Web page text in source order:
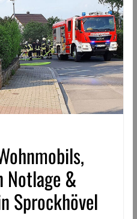
Notlage &
Sprockhövel